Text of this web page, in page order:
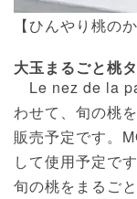
【ひんやり桃の
大玉まるごと桃
Le nez de la
わせて、旬の桃
販売予定です。
して使用予定です
旬の桃をまるご